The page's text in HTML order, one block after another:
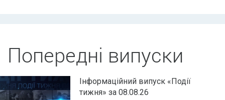
Попередні випуски
Інформаційний випуск «Події
тижня» за 08.08.26